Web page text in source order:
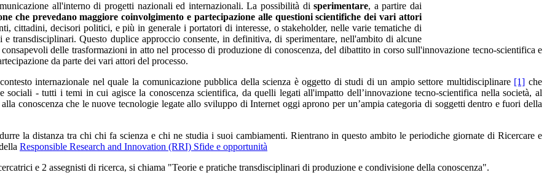
all'interno di progetti nazionali ed internazionali. La possibilità disperimentare, a partire dai
che prevedano maggiore coinvolgimento e partecipazione alle questioni scientifiche dei vari attori
cittadini, decisori politici, e più in generale i portatori di interesse, o stakeholder, nelle varie tematiche di
transdisciplinari. Questo duplice approccio consente, in definitiva, di sperimentare, nell'ambito di alcune
delle trasformazioni in atto nel processo di produzione di conoscenza, del dibattito in corso sull'innovazione tecno-scientifica e
da parte dei vari attori del processo.
internazionale nel quale la comunicazione pubblica della scienza è oggetto di studi di un ampio settore multidisciplinare [1] che
- tutti i temi in cui agisce la conoscenza scientifica, da quelli legati all'impatto dell’innovazione tecno-scientifica nella società, al
conoscenza che le nuove tecnologie legate allo sviluppo di Internet oggi aprono per un’ampia categoria di soggetti dentro e fuori della
la distanza tra chichi fa scienza e chi ne studia i suoi cambiamenti. Rientrano in questo ambito le periodiche giornate di Ricercare e
Responsible Research and Innovation (RRI) Sfide e opportunità
e 2 assegnisti di ricerca, si chiama "Teorie e pratiche transdisciplinari di produzione e condivisione della conoscenza".